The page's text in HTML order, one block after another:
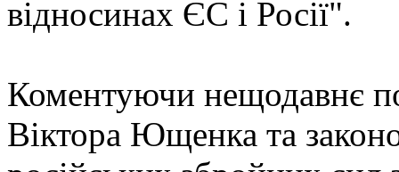
відносинах ЄС і Росії".
Коментуючи нещодавнє
Віктора Ющенка та